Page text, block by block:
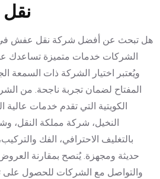
هل تبحث عن أفضل شركة نقل عفش في
الشركات خدمات متميزة تساعدك
ويُعتبر اختيار الشركة ذات السمعة
المفتاح لضمان تجربة ناجحة. من
الكويتية التي تقدم خدمات
النخيل، شركة مملكة النقل،
بالتغليف الاحترافي، الفك
حديثة ومجهزة. يُنصح بمقارنة
والتواصل مع الشركات للحصول على